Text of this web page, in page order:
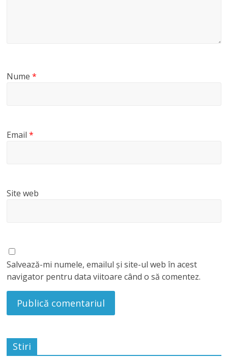
Nume*
Email*
Site web
Salvează-mi numele, emailul și site-ul web în acest
navigator pentru data viitoare când o să comentez.
Stiri